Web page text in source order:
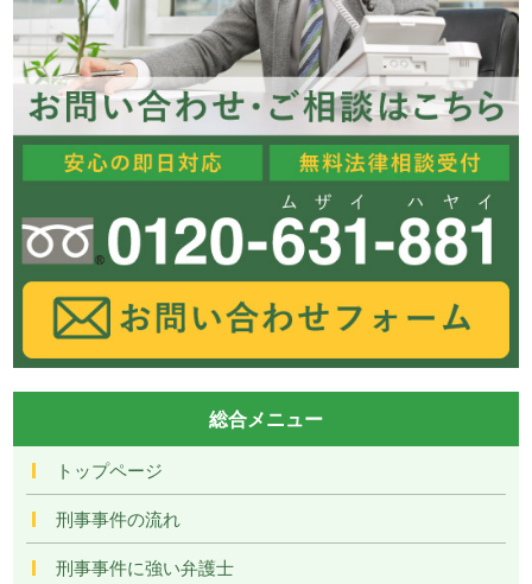
総合メニュー
トップページ
刑事事件の流れ
刑事事件に強い弁護士